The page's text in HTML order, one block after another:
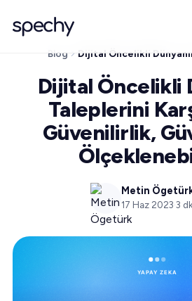
Blog
Dijital Öncelikli
Taleplerini
Güvenilirlik,
Metin
17 Haz 2023·3